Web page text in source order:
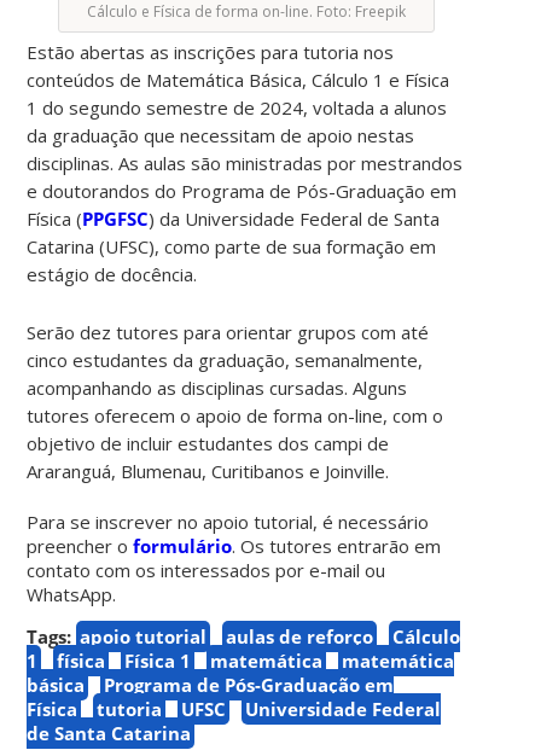
Cálculo e Física de forma on-line. Foto: Freepik
Estão abertas as inscrições para tutoria nos
conteúdos de Matemática Básica, Cálculo 1 e Física
1 do segundo semestre de 2024, voltada a alunos
da graduação que necessitam de apoio nestas
disciplinas. As aulas são ministradas por mestrandos
e doutorandos do Programa de Pós-Graduação em
Física (PPGFSC) da Universidade Federal de Santa
Catarina (UFSC), como parte de sua formação em
estágio de docência.
Serão dez tutores para orientar grupos com até
cinco estudantes da graduação, semanalmente,
acompanhando as disciplinas cursadas. Alguns
tutores oferecem o apoio de forma on-line, com o
objetivo de incluir estudantes dos campi de
Araranguá, Blumenau, Curitibanos e Joinville.
Para se inscrever no apoio tutorial, é necessário
preencher oformulário. Os tutores entrarão em
contato com os interessados por e-mail ou
WhatsApp.
Tags: apoio tutorial aulas de reforço
Cálculo
1
física Física 1 matemática
matemática
básica
Programa de Pós-Graduação em
Física
tutoria UFSC
Universidade Federal
de Santa Catarina